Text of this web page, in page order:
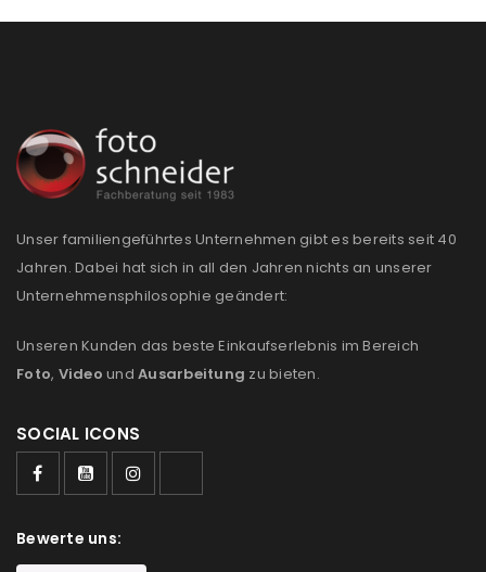
Unser familiengeführtes Unternehmen gibt es bereits seit 40
Jahren. Dabei hat sich in all den Jahren nichts an unserer
Unternehmensphilosophie geändert:
Unseren Kunden das beste Einkaufserlebnis im Bereich
Foto, Video und Ausarbeitung zu bieten.
SOCIAL ICONS
Bewerte uns: